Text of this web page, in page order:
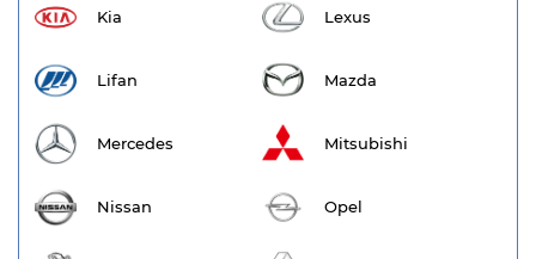
Kia Lexus
Lifan Mazda
Mercedes Mitsubishi
Nissan Opel